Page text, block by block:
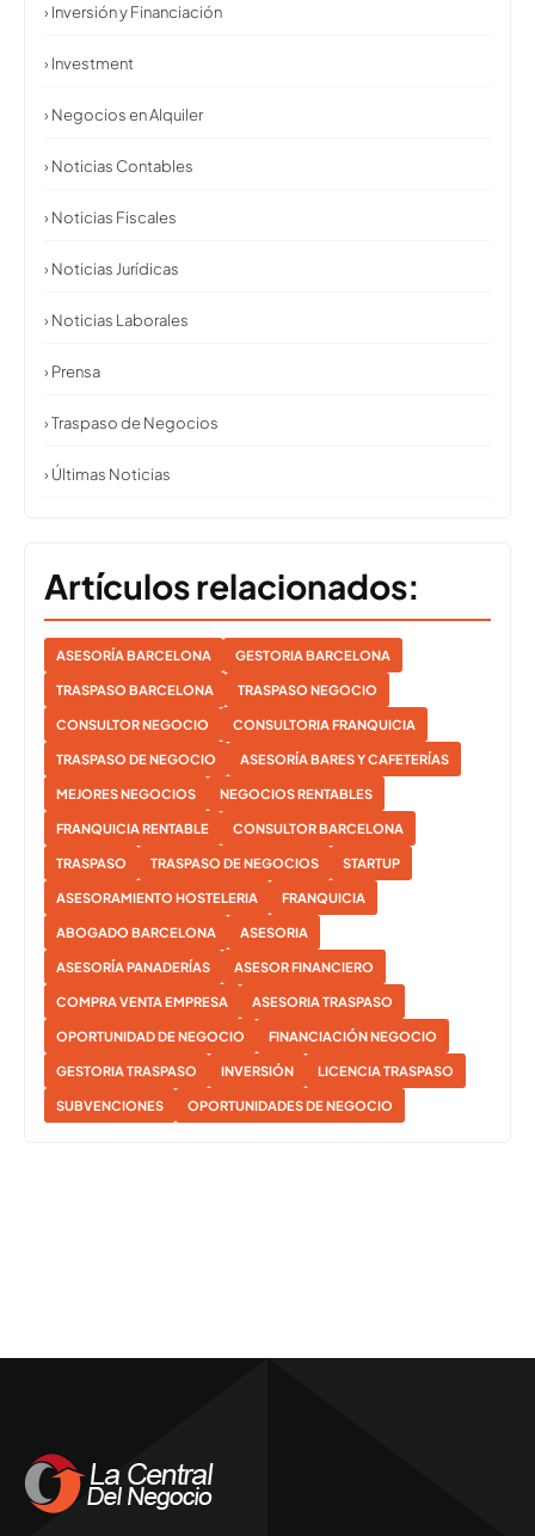
› Inversión y Financiación
› Investment
› Negocios en Alquiler
› Noticias Contables
› Noticias Fiscales
› Noticias Jurídicas
› Noticias Laborales
› Prensa
› Traspaso de Negocios
› Últimas Noticias
Artículos relacionados:
ASESORÍA BARCELONA GESTORIA BARCELONA
TRASPASO BARCELONA TRASPASO NEGOCIO
CONSULTOR NEGOCIO CONSULTORIA FRANQUICIA
TRASPASO DE NEGOCIO ASESORÍA BARES Y CAFETERÍAS
MEJORES NEGOCIOS NEGOCIOS RENTABLES
FRANQUICIA RENTABLE CONSULTOR BARCELONA
TRASPASO TRASPASO DE NEGOCIOS STARTUP
ASESORAMIENTO HOSTELERIA FRANQUICIA
ABOGADO BARCELONA ASESORIA
ASESORÍA PANADERÍAS ASESOR FINANCIERO
COMPRA VENTA EMPRESA ASESORIA TRASPASO
OPORTUNIDAD DE NEGOCIO FINANCIACIÓN NEGOCIO
GESTORIA TRASPASO INVERSIÓN LICENCIA TRASPASO
SUBVENCIONES OPORTUNIDADES DE NEGOCIO